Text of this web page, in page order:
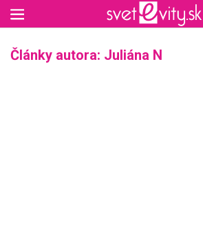
Články autora: Juliána N